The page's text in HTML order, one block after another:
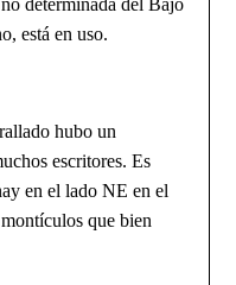
determinada del Bajo
está en uso.
hubo un
escritores. Es
en el lado NE en el
que bien